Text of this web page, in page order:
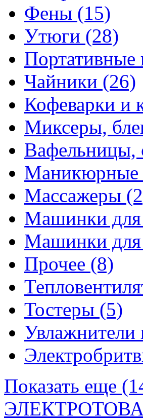
Фены (15)
Утюги (28)
Портативные
Чайники (26)
Кофеварки и
Миксеры,
Маникюрные
Массажеры
Машинки для
Машинки
Прочее (8)
Тостеры (5)
Увлажнители
Показать еще